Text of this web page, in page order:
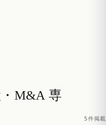
M&A 専
5件掲載